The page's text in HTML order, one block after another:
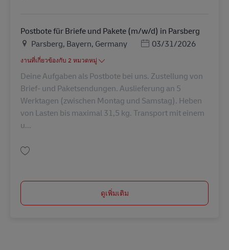
Postbote für Briefe und Pakete (m/w/d) in Parsberg
สถานที่
Parsberg, Bayern, Germany Posted Date
03/31/2026
งานที่เกี่ยวข้องกับ 2 หมวดหมู่
Deine Aufgaben als Postbote bei uns. Zustellung von
Brief- und Paketsendungen. Auslieferung an 5
Werktagen (zwischen Montag und Samstag). Heben
von Lasten bis maximal 31,5 kg. Transport mit einem
u...
ดูเพิ่มเติม